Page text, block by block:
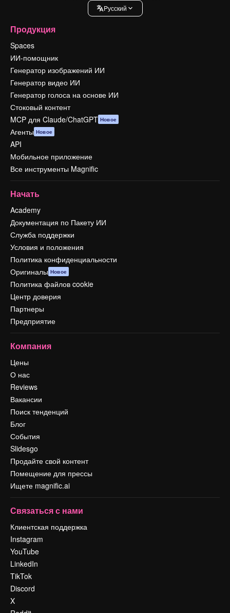
Pусский
Продукция
Spaces
ИИ-помощник
Генератор изображений ИИ
Генератор видео ИИ
Генератор голоса на основе ИИ
Стоковый контент
MCP для Claude/ChatGPT Новое
Агенты Новое
API
Мобильное приложение
Все инструменты Magnific
Начать
Academy
Документация по Пакету ИИ
Служба поддержки
Условия и положения
Политика конфиденциальности
Оригиналы Новое
Политика файлов cookie
Центр доверия
Партнеры
Предприятие
Компания
Цены
О нас
Reviews
Вакансии
Поиск тенденций
Блог
События
Slidesgo
Продайте свой контент
Помещение для прессы
Ищете magnific.ai
Связаться с нами
Клиентская поддержка
Instagram
YouTube
LinkedIn
TikTok
Discord
X